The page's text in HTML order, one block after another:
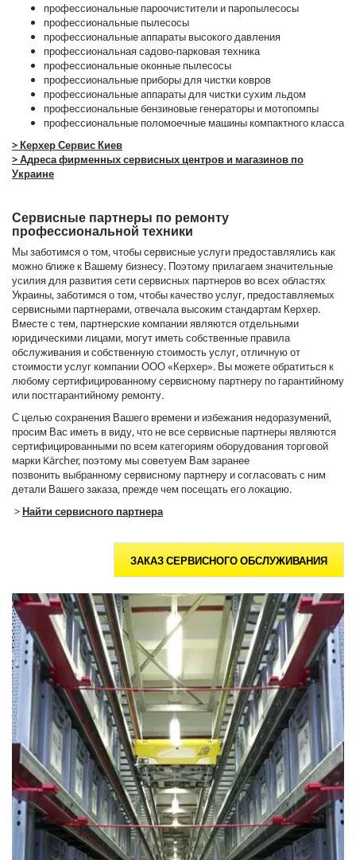
профессиональные пароочистители и паропылесосы
профессиональные пылесосы
профессиональные аппараты высокого давления
профессиональная садово-парковая техника
профессиональные оконные пылесосы
профессиональные приборы для чистки ковров
профессиональные аппараты для чистки сухим льдом
профессиональные бензиновые генераторы и мотопомпы
профессиональные поломоечные машины компактного класса
> Керхер Сервис Киев
> Адреса фирменных сервисных центров и магазинов по
Украине
Сервисные партнеры по ремонту
профессиональной техники
Мы заботимся о том, чтобы сервисные услуги предоставлялись как
можно ближе к Вашему бизнесу. Поэтому прилагаем значительные
усилия для развития сети сервисных партнеров во всех областях
Украины, заботимся о том, чтобы качество услуг, предоставляемых
сервисными партнерами, отвечала высоким стандартам Керхер.
Вместе с тем, партнерские компании являются отдельными
юридическими лицами, могут иметь собственные правила
обслуживания и собственную стоимость услуг, отличную от
стоимости услуг компании ООО «Керхер». Вы можете обратиться к
любому сертифицированному сервисному партнеру по гарантийному
или постгарантийному ремонту.
С целью сохранения Вашего времени и избежания недоразумений,
просим Вас иметь в виду, что не все сервисные партнеры являются
сертифицированными по всем категориям оборудования торговой
марки Kärcher, поэтому мы советуем Вам заранее
позвонить выбранному сервисному партнеру и согласовать с ним
детали Вашего заказа, прежде чем посещать его локацию.
>Найти сервисного партнера
ЗАКАЗ СЕРВИСНОГО ОБСЛУЖИВАНИЯ